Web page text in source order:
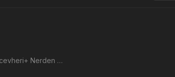
Şeytan Mücevheri+ Nerden Düşer